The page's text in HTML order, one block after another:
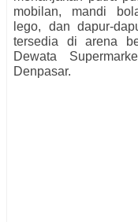
mobilan, mandi
lego, dan dapur-
tersedia di arena
Dewata
Denpasar.